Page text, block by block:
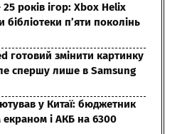
років ігор: Xbox Helix
бібліотеки п’яти поколінь
готовий змінити картинку
спершу лише в Samsung
у Китаї: бюджетник
екраном і АКБ на 6300